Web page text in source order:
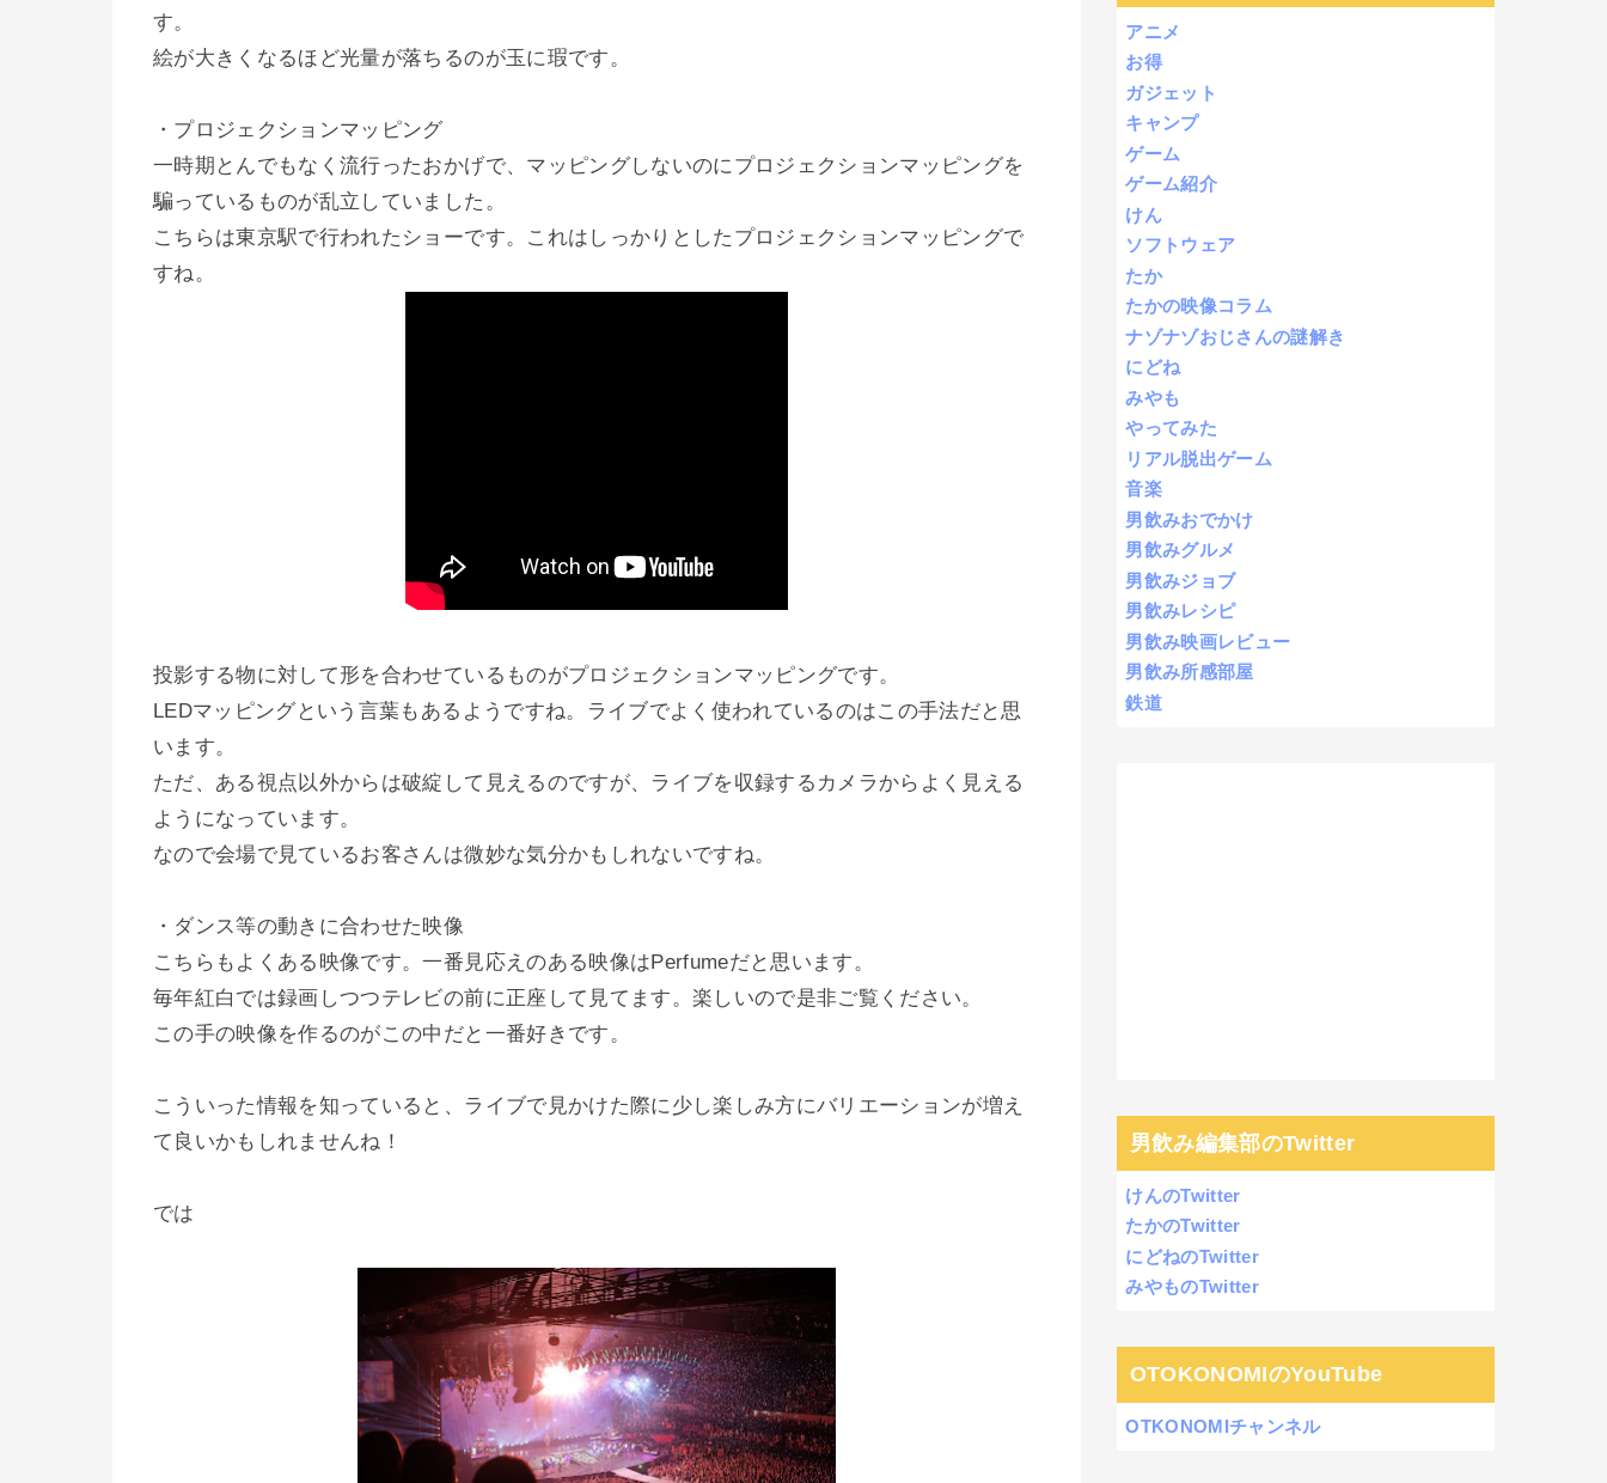
す。
絵が大きくなるほど光量が落ちるのが玉に瑕です。
・プロジェクションマッピング
一時期とんでもなく流行ったおかげで、マッピングしないのにプロジェクションマッピングを
騙っているものが乱立していました。
こちらは東京駅で行われたショーです。これはしっかりとしたプロジェクションマッピングで
すね。
投影する物に対して形を合わせているものがプロジェクションマッピングです。
LEDマッピングという言葉もあるようですね。ライブでよく使われているのはこの手法だと思
います。
ただ、ある視点以外からは破綻して見えるのですが、ライブを収録するカメラからよく見える
ようになっています。
なので会場で見ているお客さんは微妙な気分かもしれないですね。
・ダンス等の動きに合わせた映像
こちらもよくある映像です。一番見応えのある映像はPerfumeだと思います。
毎年紅白では録画しつつテレビの前に正座して見てます。楽しいので是非ご覧ください。
この手の映像を作るのがこの中だと一番好きです。
こういった情報を知っていると、ライブで見かけた際に少し楽しみ方にバリエーションが増え
て良いかもしれませんね！
では
アニメ
お得
ガジェット
キャンプ
ゲーム
ゲーム紹介
けん
ソフトウェア
たか
たかの映像コラム
ナゾナゾおじさんの謎解き
にどね
みやも
やってみた
リアル脱出ゲーム
音楽
男飲みおでかけ
男飲みグルメ
男飲みジョブ
男飲みレシピ
男飲み映画レビュー
男飲み所感部屋
鉄道
男飲み編集部のTwitter
けんのTwitter
たかのTwitter
にどねのTwitter
みやものTwitter
OTOKONOMIのYouTube
OTKONOMIチャンネル